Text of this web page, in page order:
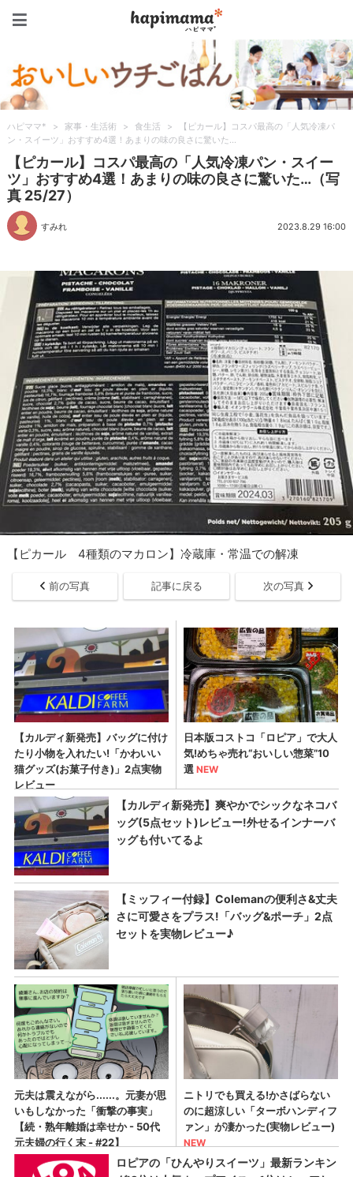
ハピママ* > 家事・生活術 > 食生活 >
【ピカール】コスパ最高の「人気冷凍パ
ン・スイーツ」おすすめ4選！あまりの味の良さに驚いた…
【ピカール】コスパ最高の「人気冷凍パン・スイー
ツ」おすすめ4選！あまりの味の良さに驚いた…（写
真 25/27）
すみれ 2023.8.29 16:00
【ピカール 4種類のマカロン】冷蔵庫・常温での解凍
前の写真 記事に戻る 次の写真